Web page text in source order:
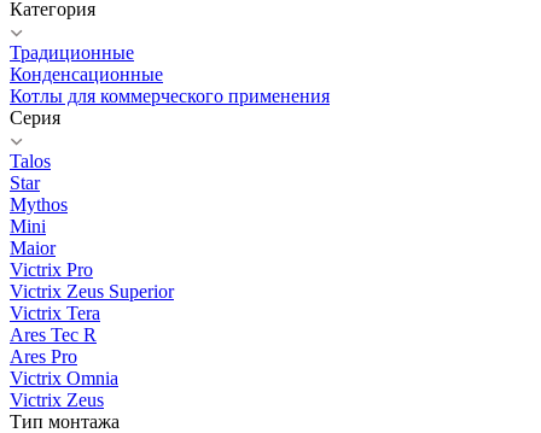
Категория
Традиционные
Конденсационные
Котлы для коммерческого применения
Серия
Talos
Star
Mythos
Mini
Maior
Victrix Pro
Victrix Zeus Superior
Victrix Tera
Ares Tec R
Ares Pro
Victrix Omnia
Victrix Zeus
Тип монтажа